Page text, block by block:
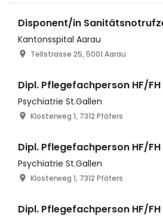
Disponent/in
Kantonsspital Aarau
Tellstrasse 25, 5001 Aarau
Dipl. Pflegefachperson HF/FH
Psychiatrie St.Gallen
Klosterweg 1, 7312 Pfäfers
Dipl. Pflegefachperson HF/
Psychiatrie St.Gallen
Klosterweg 1, 7312 Pfäfers
Dipl. Pflegefachperson HF/FH